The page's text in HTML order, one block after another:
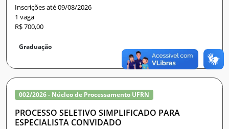
Inscrições até 09/08/2026
1 vaga
R$ 700,00
Graduação
002/2026 - Núcleo de Processamento UFRN
PROCESSO SELETIVO SIMPLIFICADO PARA
ESPECIALISTA CONVIDADO